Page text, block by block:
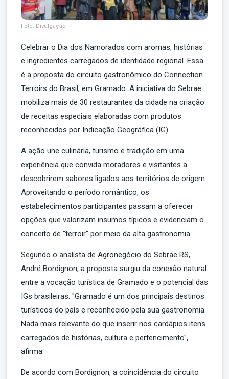
Foto: Divulgação
Celebrar o Dia dos Namorados com aromas, histórias
e ingredientes carregados de identidade regional. Essa
é a proposta do circuito gastronômico do Connection
Terroirs do Brasil, em Gramado. A iniciativa do Sebrae
mobiliza mais de 30 restaurantes da cidade na criação
de receitas especiais elaboradas com produtos
reconhecidos por Indicação Geográfica (IG).
A ação une culinária, turismo e tradição em uma
experiência que convida moradores e visitantes a
descobrirem sabores ligados aos territórios de origem.
Aproveitando o período romântico, os
estabelecimentos participantes passam a oferecer
opções que valorizam insumos típicos e evidenciam o
conceito de "terroir" por meio da alta gastronomia.
Segundo o analista de Agronegócio do Sebrae RS,
André Bordignon, a proposta surgiu da conexão natural
entre a vocação turística de Gramado e o potencial das
IGs brasileiras. "Gramado é um dos principais destinos
turísticos do país e reconhecido pela sua gastronomia.
Nada mais relevante do que inserir nos cardápios itens
carregados de histórias, cultura e pertencimento",
afirma.
De acordo com Bordignon, a coincidência do circuito